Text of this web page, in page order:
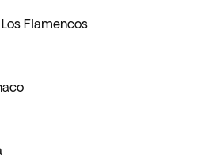
Flamencos